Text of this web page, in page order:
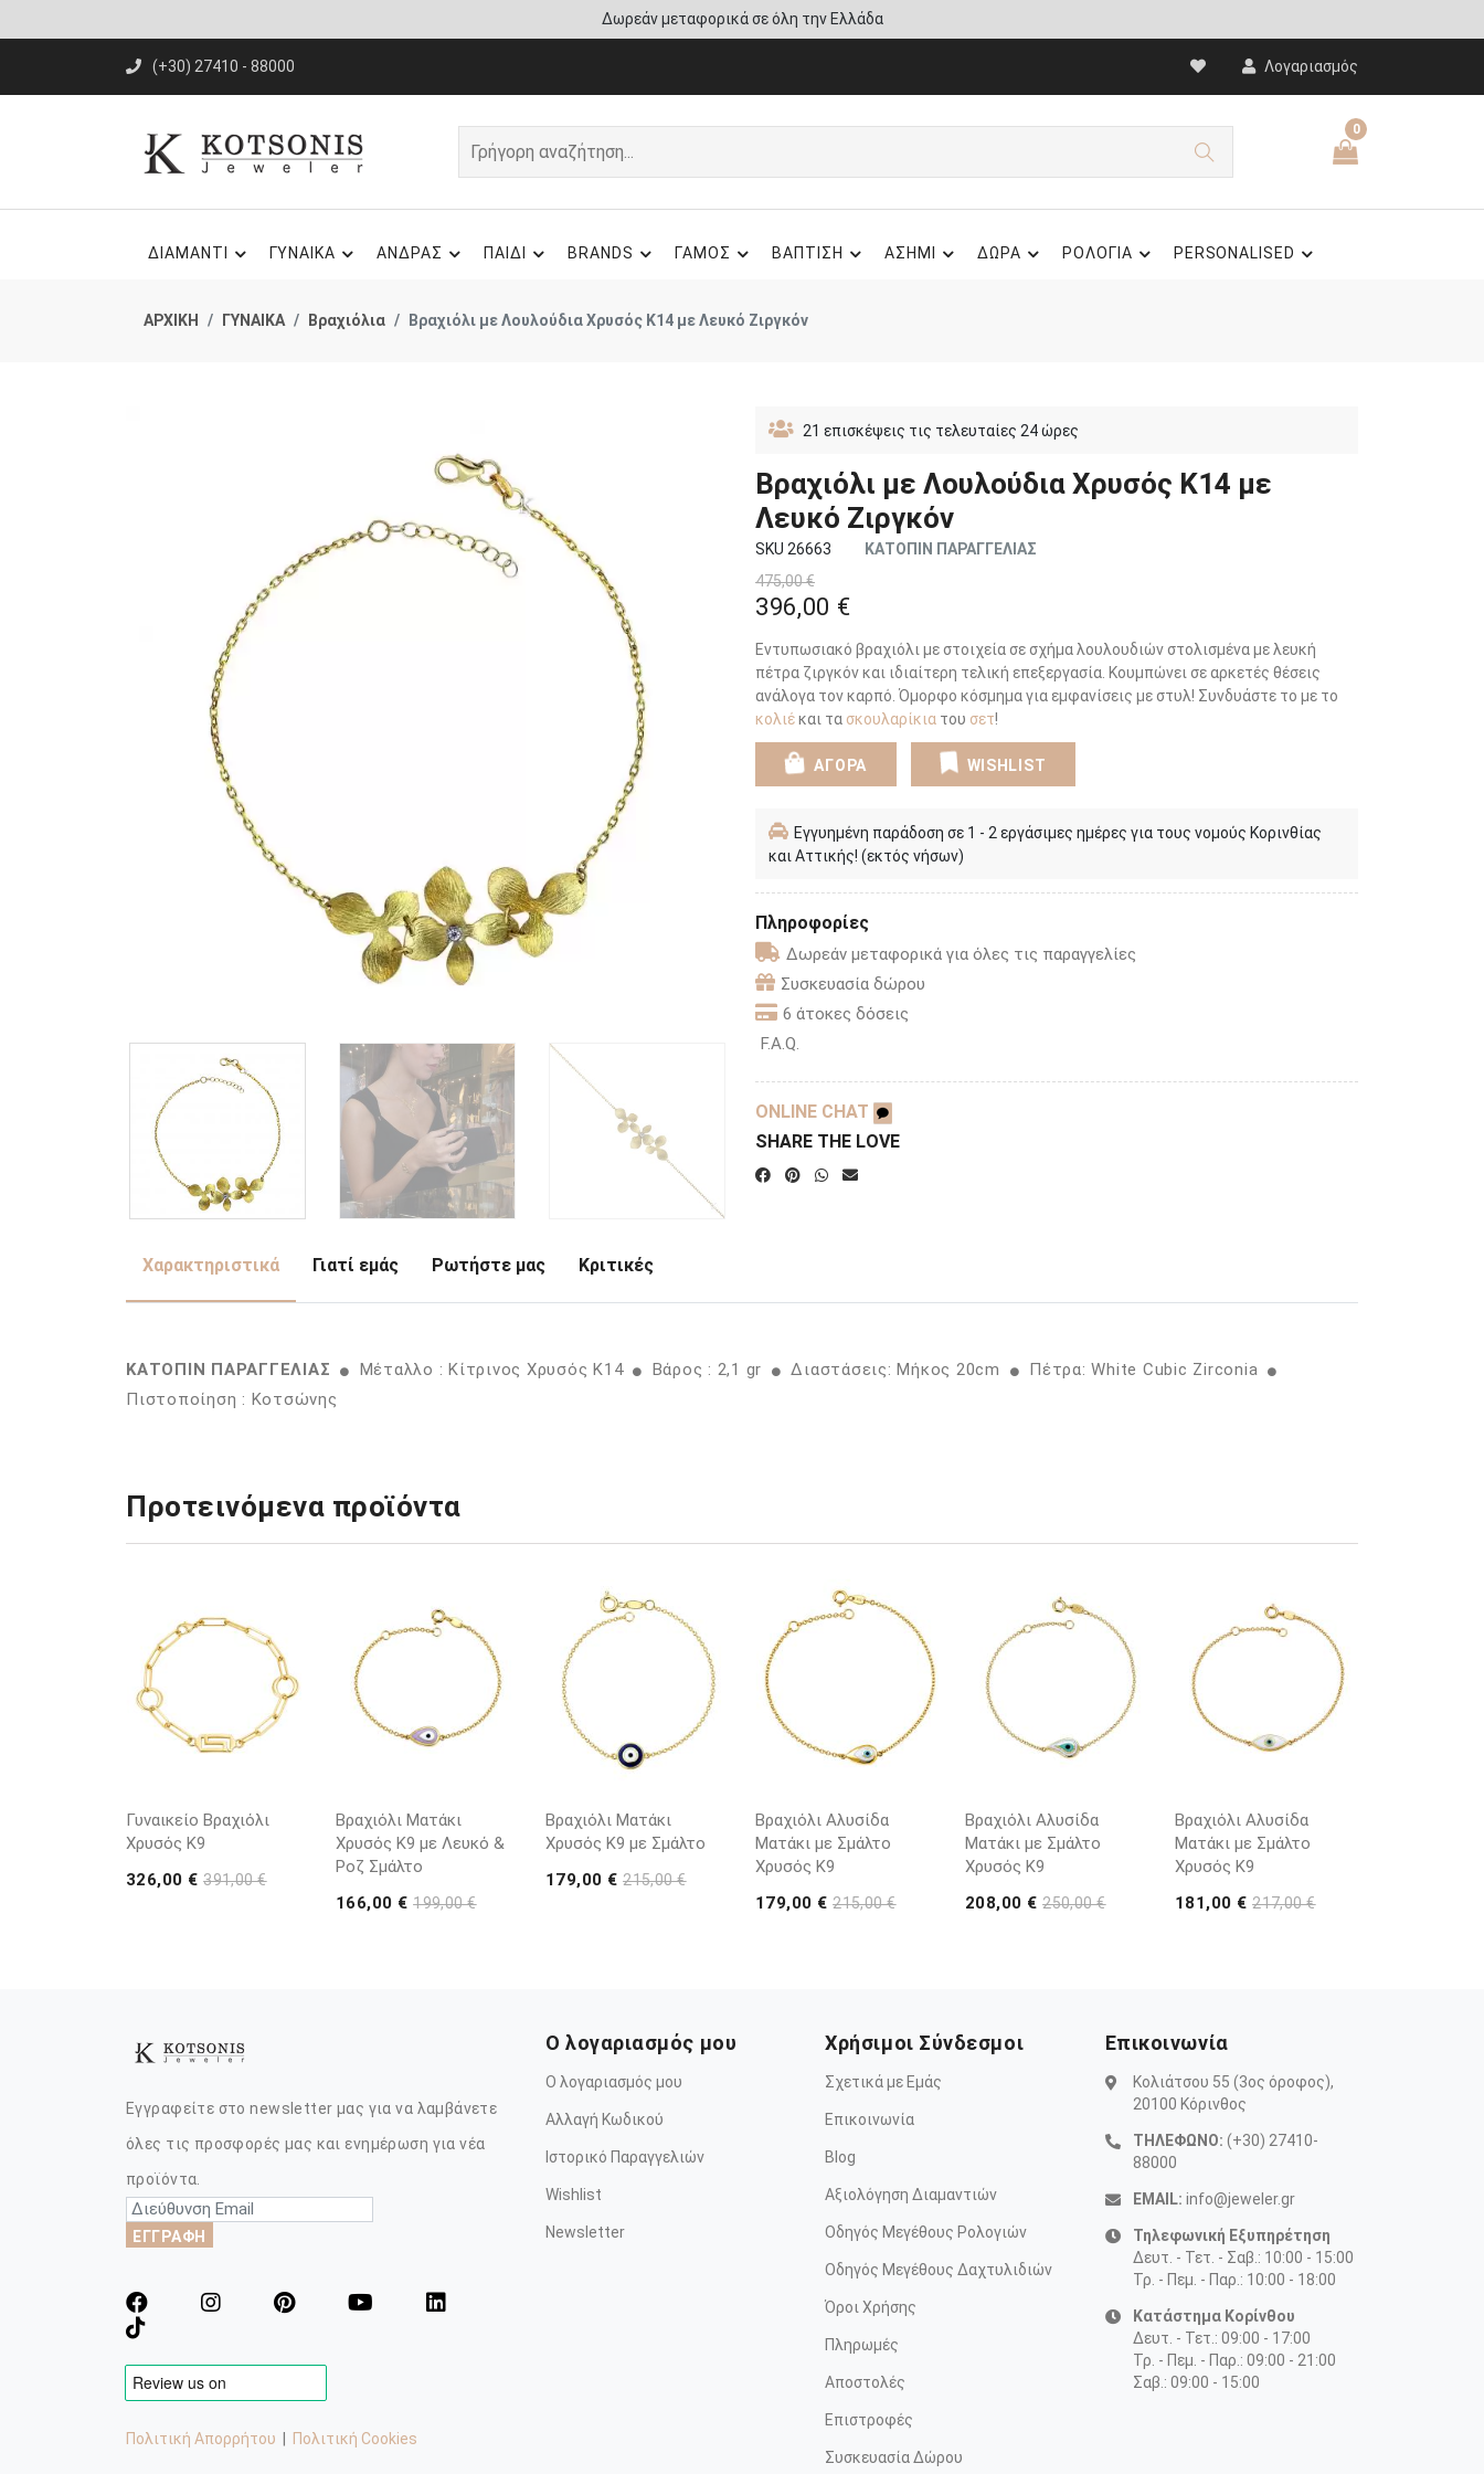
Άμεση παράδοση - Δικαίωμα επιστροφής
(+30) 27410 - 88000 Λογαριασμός
0
ΔΙΑΜΑΝΤΙ ΓΥΝΑΙΚΑ ΑΝΔΡΑΣ ΠΑΙΔΙ BRANDS ΓΑΜΟΣ ΒΑΠΤΙΣΗ ΑΣΗΜΙ ΔΩΡΑ ΡΟΛΟΓΙΑ PERSONALISED
ΑΡΧΙΚΗ ΓΥΝΑΙΚΑ Βραχιόλια Βραχιόλι με Λουλούδια Χρυσός Κ14 με Λευκό Ζιργκόν
21 επισκέψεις τις τελευταίες 24 ώρες
Βραχιόλι με Λουλούδια Χρυσός Κ14 με
Λευκό Ζιργκόν
SKU 26663
ΚΑΤΟΠΙΝ ΠΑΡΑΓΓΕΛΙΑΣ
475,00 €
396,00 €
Εντυπωσιακό βραχιόλι με στοιχεία σε σχήμα λουλουδιών στολισμένα με λευκή
πέτρα ζιργκόν και ιδιαίτερη τελική επεξεργασία. Κουμπώνει σε αρκετές θέσεις
ανάλογα τον καρπό. Όμορφο κόσμημα για εμφανίσεις με στυλ! Συνδυάστε το με το
κολιέκαι τα σκουλαρίκια του σετ!
ΑΓΟΡΑ WISHLIST
Εγγυημένη παράδοση σε 1 - 2 εργάσιμες ημέρες για τους νομούς Κορινθίας
και Αττικής! (εκτός νήσων)
Πληροφορίες
Δωρεάν μεταφορικά για όλες τις παραγγελίες
Συσκευασία δώρου
6 άτοκες δόσεις
F.A.Q.
ONLINE CHAT
SHARE THE LOVE
Χαρακτηριστικά Γιατί εμάς Ρωτήστε μας Κριτικές
ΚΑΤΟΠΙΝ ΠΑΡΑΓΓΕΛΙΑΣ Μέταλλο : Κίτρινος Χρυσός K14 Βάρος : 2,1 gr Διαστάσεις: Μήκος 20cm
Πέτρα: White Cubic Zirconia
Πιστοποίηση : Κοτσώνης
Προτεινόμενα προϊόντα
Γυναικείο Βραχιόλι
Χρυσός K9
326,00 €391,00 €
Βραχιόλι Ματάκι
Χρυσός Κ9 με Λευκό &
Ροζ Σμάλτο
166,00 €199,00 €
Βραχιόλι Ματάκι
Χρυσός K9 με Σμάλτο
179,00 €215,00 €
Βραχιόλι Αλυσίδα
Ματάκι με Σμάλτο
Χρυσός Κ9
179,00 €215,00 €
Βραχιόλι Αλυσίδα
Ματάκι με Σμάλτο
Χρυσός Κ9
208,00 €250,00 €
Βραχιόλι Αλυσίδα
Ματάκι με Σμάλτο
Χρυσός Κ9
181,00 €217,00 €
Εγγραφείτε στο newsletter μας για να λαμβάνετε
όλες τις προσφορές μας και ενημέρωση για νέα
προϊόντα.
ΕΓΓΡΑΦΗ
Πολιτική Απορρήτου Πολιτική Cookies
Ο λογαριασμός μου
Ο λογαριασμός μου
Αλλαγή Κωδικού
Ιστορικό Παραγγελιών
Wishlist
Newsletter
Χρήσιμοι Σύνδεσμοι
Σχετικά με Εμάς
Επικοινωνία
Blog
Αξιολόγηση Διαμαντιών
Οδηγός Μεγέθους Ρολογιών
Οδηγός Μεγέθους Δαχτυλιδιών
Όροι Χρήσης
Πληρωμές
Αποστολές
Επιστροφές
Συσκευασία Δώρου
Επικοινωνία
Κολιάτσου 55 (3ος όροφος),
20100 Κόρινθος
ΤΗΛΕΦΩΝΟ: (+30) 27410-
88000
EMAIL: info@jeweler.gr
Τηλεφωνική Εξυπηρέτηση
Δευτ. - Τετ. - Σαβ.: 10:00 - 15:00
Τρ. - Πεμ. - Παρ.: 10:00 - 18:00
Κατάστημα Κορίνθου
Δευτ. - Τετ.: 09:00 - 17:00
Τρ. - Πεμ. - Παρ.: 09:00 - 21:00
Σαβ.: 09:00 - 15:00